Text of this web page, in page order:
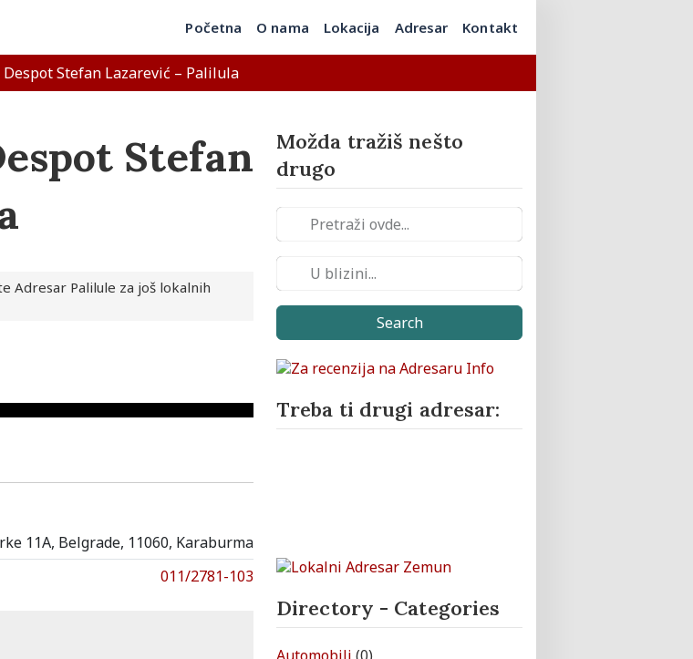
Početna O nama Lokacija Adresar Kontakt
Stefan Lazarević – Palilula
Stefan
Adresar Palilule za još lokalnih
11A, Belgrade, 11060, Karaburma
011/2781-103
Možda tražiš nešto
drugo
Search
Treba ti drugi adresar:
Directory - Categories